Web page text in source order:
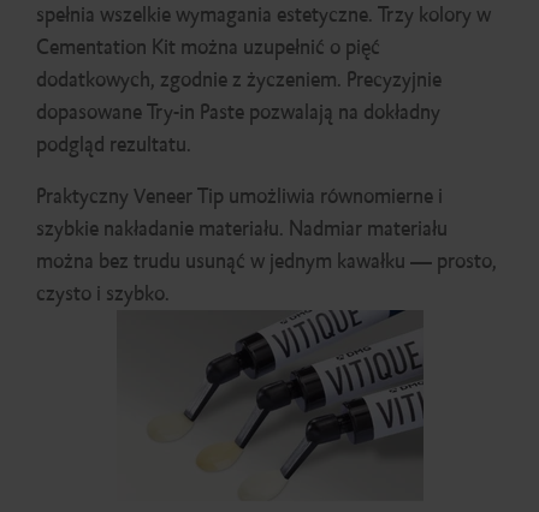
spełnia wszelkie wymagania estetyczne. Trzy kolory w
Cementation Kit można uzupełnić o pięć
dodatkowych, zgodnie z życzeniem. Precyzyjnie
dopasowane Try-in Paste pozwalają na dokładny
podgląd rezultatu.
Praktyczny Veneer Tip umożliwia równomierne i
szybkie nakładanie materiału. Nadmiar materiału
można bez trudu usunąć w jednym kawałku — prosto,
czysto i szybko.